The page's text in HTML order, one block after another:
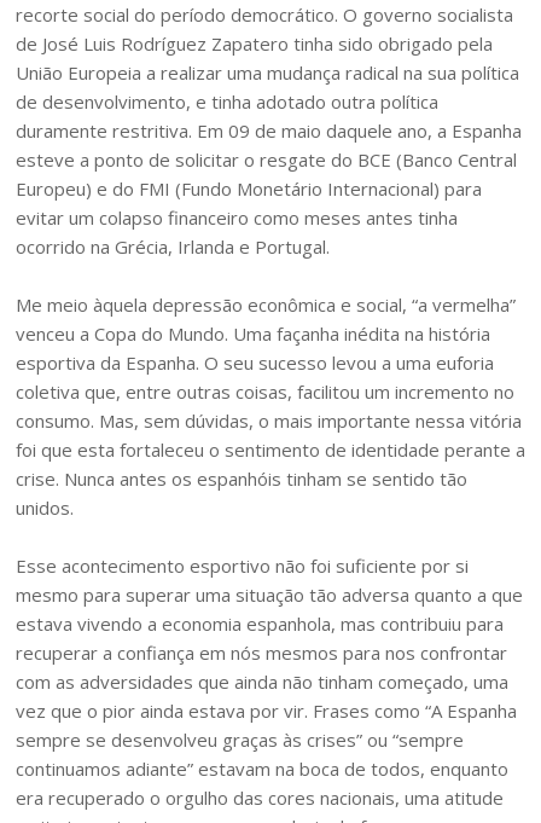
recorte social do período democrático. O governo socialista
de José Luis Rodríguez Zapatero tinha sido obrigado pela
União Europeia a realizar uma mudança radical na sua política
de desenvolvimento, e tinha adotado outra política
duramente restritiva. Em 09 de maio daquele ano, a Espanha
esteve a ponto de solicitar o resgate do BCE (Banco Central
Europeu) e do FMI (Fundo Monetário Internacional) para
evitar um colapso financeiro como meses antes tinha
ocorrido na Grécia, Irlanda e Portugal.
Me meio àquela depressão econômica e social, “a vermelha”
venceu a Copa do Mundo. Uma façanha inédita na história
esportiva da Espanha. O seu sucesso levou a uma euforia
coletiva que, entre outras coisas, facilitou um incremento no
consumo. Mas, sem dúvidas, o mais importante nessa vitória
foi que esta fortaleceu o sentimento de identidade perante a
crise. Nunca antes os espanhóis tinham se sentido tão
unidos.
Esse acontecimento esportivo não foi suficiente por si
mesmo para superar uma situação tão adversa quanto a que
estava vivendo a economia espanhola, mas contribuiu para
recuperar a confiança em nós mesmos para nos confrontar
com as adversidades que ainda não tinham começado, uma
vez que o pior ainda estava por vir. Frases como “A Espanha
sempre se desenvolveu graças às crises” ou “sempre
continuamos adiante” estavam na boca de todos, enquanto
era recuperado o orgulho das cores nacionais, uma atitude